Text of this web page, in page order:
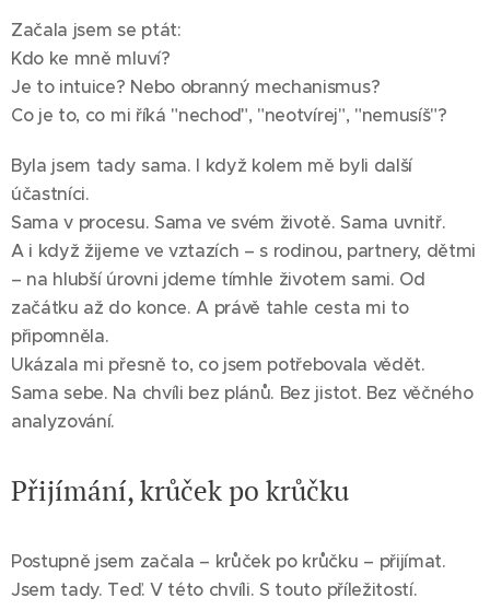
Začala jsem se ptát:
Kdo ke mně mluví?
Je to intuice? Nebo obranný mechanismus?
Co je to, co mi říká "nechoď", "neotvírej", "nemusíš"?
Byla jsem tady sama. I když kolem mě byli další
účastníci.
Sama v procesu. Sama ve svém životě. Sama uvnitř.
A i když žijeme ve vztazích – s rodinou, partnery, dětmi
– na hlubší úrovni jdeme tímhle životem sami. Od
začátku až do konce. A právě tahle cesta mi to
připomněla.
Ukázala mi přesně to, co jsem potřebovala vědět.
Sama sebe. Na chvíli bez plánů. Bez jistot. Bez věčného
analyzování.
Přijímání, krůček po krůčku
Postupně jsem začala – krůček po krůčku – přijímat.
Jsem tady. Teď. V této chvíli. S touto příležitostí.